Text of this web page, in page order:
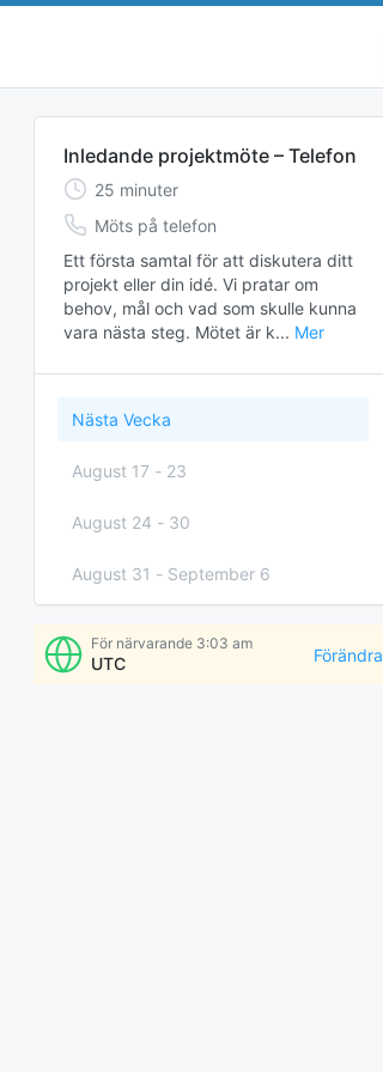
Inledande projektmöte – Telefon
25 minuter
Möts på telefon
Ett första samtal för att diskutera ditt
projekt eller din idé. Vi pratar om
behov, mål och vad som skulle kunna
vara nästa steg. Mötet är k... Mer
Nästa Vecka
August 17 - 23
August 24 - 30
August 31 - September 6
Fler Gånger
För närvarande 3:03 am
UTC Förändra